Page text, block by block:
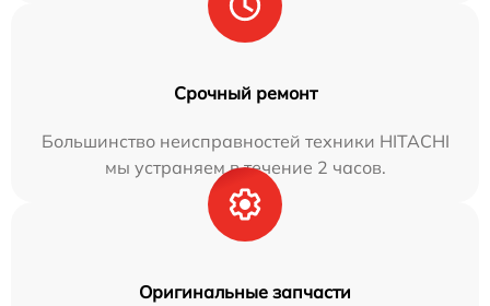
Срочный ремонт
Большинство неисправностей техники HITACHI
мы устраняем в течение 2 часов.
Оригинальные запчасти